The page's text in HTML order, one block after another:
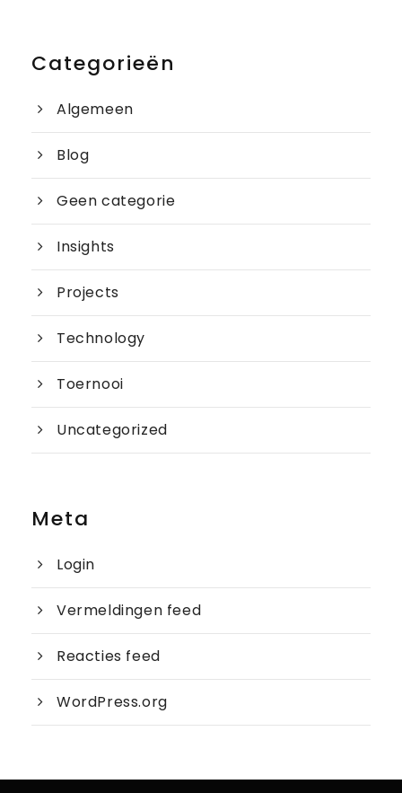
Categorieën
Algemeen
Blog
Geen categorie
Insights
Projects
Technology
Toernooi
Uncategorized
Meta
Login
Vermeldingen feed
Reacties feed
WordPress.org